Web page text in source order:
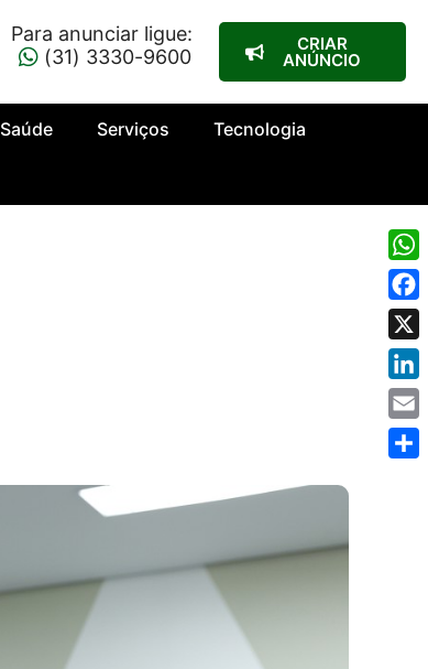
Para anunciar ligue:
(31) 3330-9600
CRIAR
ANÚNCIO
Saúde Serviços Tecnologia
X